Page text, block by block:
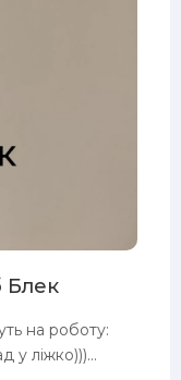
Блек
на роботу:
у ліжко)))...